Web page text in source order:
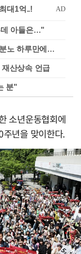
데 아들은…"
노 하루만에…
산상속 언급
분"
소년운동협회에
년을 맞이한다.